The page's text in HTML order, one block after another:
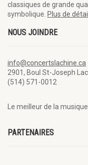
classiques de grande
symbolique. Plus de
NOUS JOINDRE
info@concertslachine.ca
2901, Boul St-Joseph
(514) 571-0012
Le meilleur de la
PARTENAIRES